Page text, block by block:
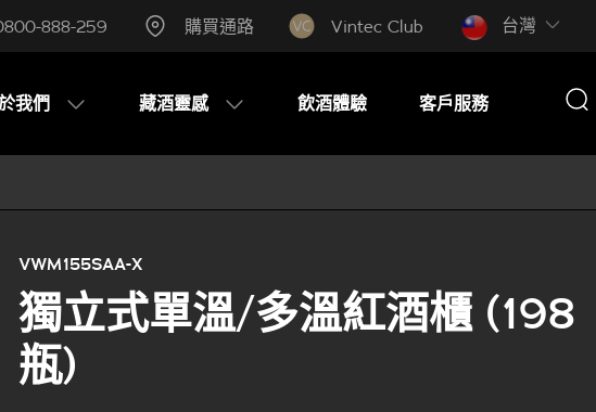
888-259 購買通路 Vintec Club 台灣​
我們 藏酒靈感 飲酒體驗 客戶服務
VWM155SAA-X
獨立式單溫/多溫紅酒櫃 (198
瓶)